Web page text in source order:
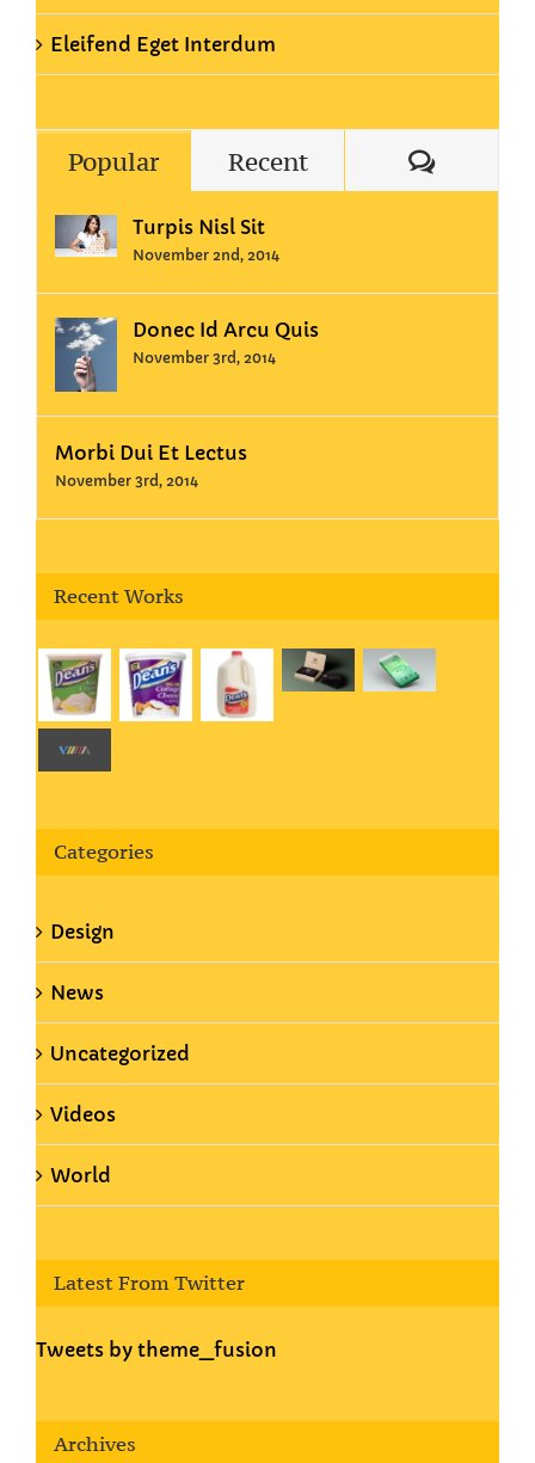
Eleifend Eget Interdum
Popular Recent
Turpis Nisl Sit
November 2nd, 2014
Donec Id Arcu Quis
November 3rd, 2014
Morbi Dui Et Lectus
November 3rd, 2014
Recent Works
Categories
Design
News
Uncategorized
Videos
World
Latest From Twitter
Tweets by theme_fusion
Archives